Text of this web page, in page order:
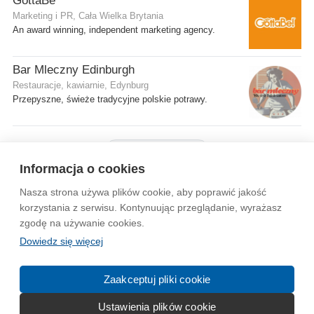
Informacja o cookies
Nasza strona używa plików cookie, aby poprawić jakość
korzystania z serwisu. Kontynuując przeglądanie, wyrażasz
zgodę na używanie cookies.
Dowiedz się więcej
Zaakceptuj pliki cookie
Ustawienia plików cookie
Marketing i PR, Cała Wielka Brytania
An award winning, independent marketing agency.
Bar Mleczny Edinburgh
Restauracje, kawiarnie, Edynburg
Przepyszne, świeże tradycyjne polskie potrawy.
Wytyczne dla społeczności Regulamin Prywatność
Reklama Kontakt